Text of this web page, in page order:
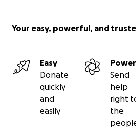
Your easy, powerful, and
Easy
Donate
quickly
and
easily
Send
help
right
the